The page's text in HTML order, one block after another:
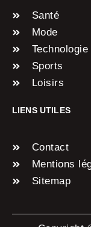
Santé
Mode
Technologie
Sports
Loisirs
LIENS UTILES
Contact
Mentions
Sitemap